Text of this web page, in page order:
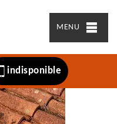
MENU
indisponible